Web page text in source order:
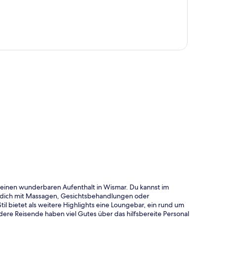
wunderbaren Aufenthalt in Wismar. Du kannst im
mit Massagen, Gesichtsbehandlungen oder
bietet als weitere Highlights eine Loungebar, ein rund um
Reisende haben viel Gutes über das hilfsbereite Personal